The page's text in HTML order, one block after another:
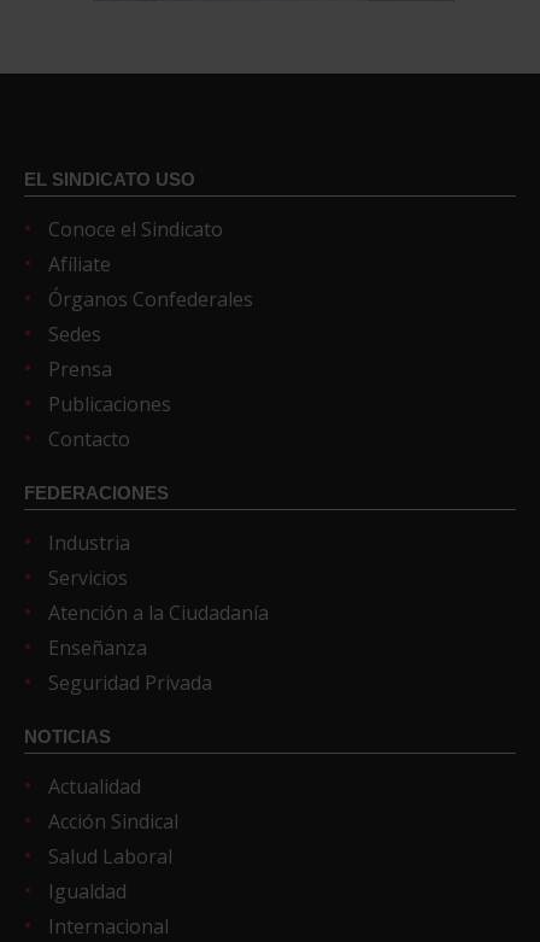
EL SINDICATO USO
Conoce el Sindicato
Afíliate
Órganos Confederales
Sedes
Prensa
Publicaciones
Contacto
FEDERACIONES
Industria
Servicios
Atención a la Ciudadanía
Enseñanza
Seguridad Privada
NOTICIAS
Actualidad
Acción Sindical
Salud Laboral
Igualdad
Internacional